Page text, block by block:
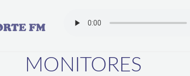
MONITORES